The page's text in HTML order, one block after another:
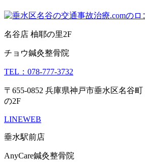
名谷店 柚耶の里2F
チョウ鍼灸整骨院
TEL：078-777-3732
〒655-0852 兵庫県神戸市垂水区名谷
の2F
LINEWEB
垂水駅前店
AnyCare鍼灸整骨院